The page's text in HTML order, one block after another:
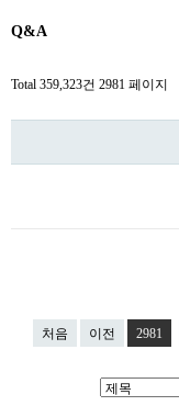
Q&A
Total 359,323건 2981 페이지
처음 이전 2981